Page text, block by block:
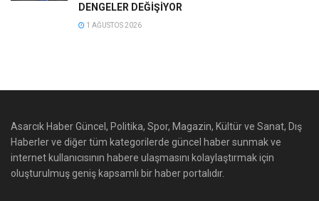
DENGELER DEĞİŞİYOR
1 AĞUSTOS 2026
Asarcık Haber Güncel, Politika, Spor, Magazin, Kültür ve Sanat, Dış
Haberler ve diğer tüm kategorilerde güncel haber sunmak ve
internet kullanıcısının habere ulaşmasını kolaylaştırmak için
oluşturulmuş geniş kapsamlı bir haber portalıdır.